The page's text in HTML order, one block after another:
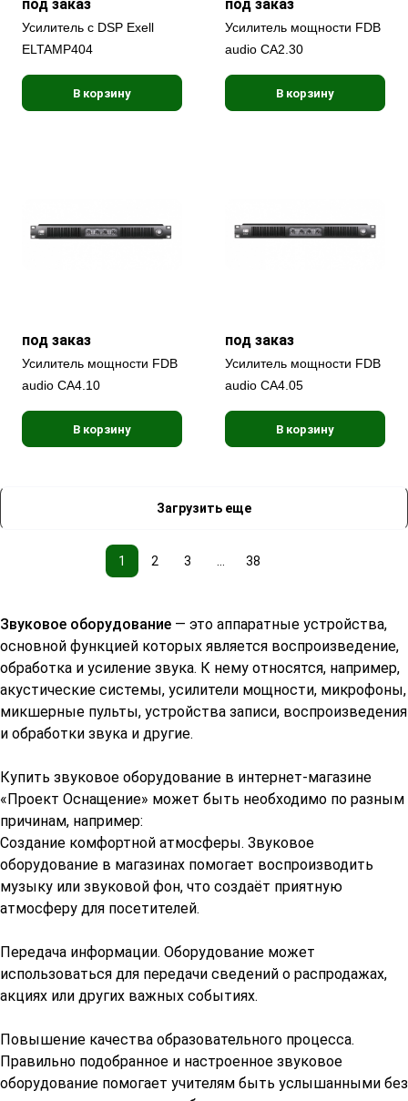
под заказ
Усилитель с DSP Exell
ELTAMP404
В корзину
под заказ
Усилитель мощности FDB
audio CA2.30
В корзину
под заказ
Усилитель мощности FDB
audio CA4.10
В корзину
под заказ
Усилитель мощности FDB
audio CA4.05
В корзину
Загрузить еще
1 2 3 ... 38
Звуковое оборудование — это аппаратные устройства,
основной функцией которых является воспроизведение,
обработка и усиление звука. К нему относятся, например,
акустические системы, усилители мощности, микрофоны,
микшерные пульты, устройства записи, воспроизведения
и обработки звука и другие.
Купить звуковое оборудование в интернет-магазине
«Проект Оснащение» может быть необходимо по разным
причинам, например:
Создание комфортной атмосферы. Звуковое
оборудование в магазинах помогает воспроизводить
музыку или звуковой фон, что создаёт приятную
атмосферу для посетителей.
Передача информации. Оборудование может
использоваться для передачи сведений о распродажах,
акциях или других важных событиях.
Повышение качества образовательного процесса.
Правильно подобранное и настроенное звуковое
оборудование помогает учителям быть услышанными без